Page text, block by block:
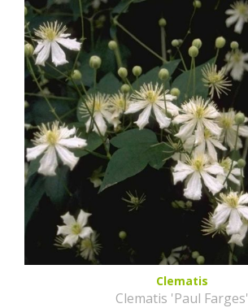
Clematis
Clematis 'Paul Farges'